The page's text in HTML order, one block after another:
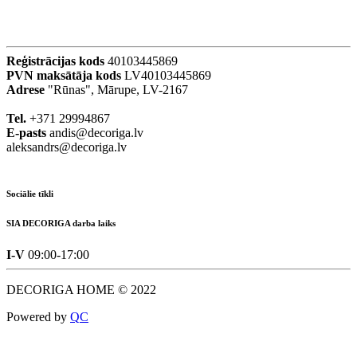
Reģistrācijas kods 40103445869
PVN maksātāja kods LV40103445869
Adrese "Rūnas", Mārupe, LV-2167
Tel. +371 29994867
E-pasts andis@decoriga.lv
aleksandrs@decoriga.lv
Sociālie tīkli
SIA DECORIGA darba laiks
I-V 09:00-17:00
DECORIGA HOME © 2022
Powered by QC